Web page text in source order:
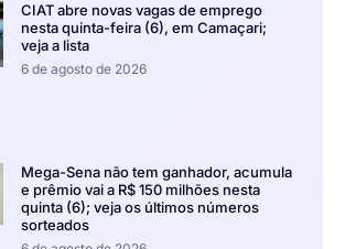
CIAT abre novas vagas de emprego
nesta quinta-feira (6), em Camaçari;
veja a lista
6 de agosto de 2026
Mega-Sena não tem ganhador, acumula
e prêmio vai a R$ 150 milhões nesta
quinta (6); veja os últimos números
sorteados